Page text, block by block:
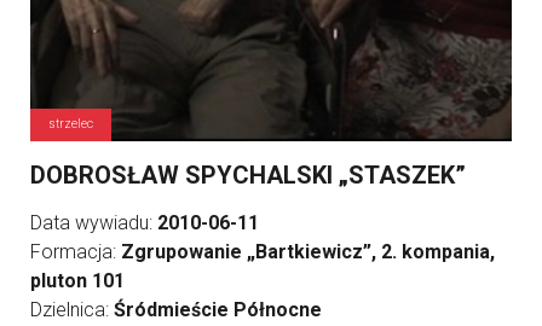
strzelec
DOBROSŁAW SPYCHALSKI „STASZEK”
Data wywiadu: 2010-06-11
Formacja: Zgrupowanie „Bartkiewicz”, 2. kompania,
pluton 101
Dzielnica: Śródmieście Północne